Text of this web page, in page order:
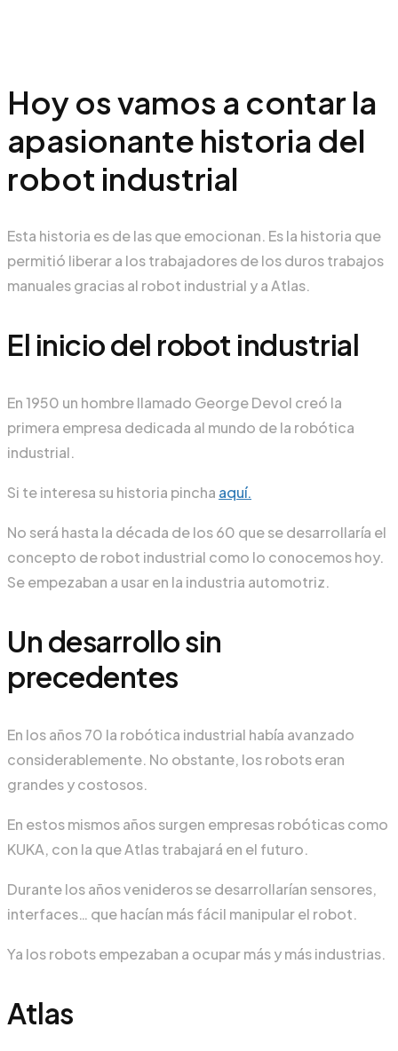
Hoy os vamos a contar la
apasionante historia del
robot industrial
Esta historia es de las que emocionan. Es la historia que
permitió liberar a los trabajadores de los duros trabajos
manuales gracias al robot industrial y a Atlas.
El inicio del robot industrial
En 1950 un hombre llamado George Devol creó la
primera empresa dedicada al mundo de la robótica
industrial.
Si te interesa su historia pincha aquí.
No será hasta la década de los 60 que se desarrollaría el
concepto de robot industrial como lo conocemos hoy.
Se empezaban a usar en la industria automotriz.
Un desarrollo sin
precedentes
En los años 70 la robótica industrial había avanzado
considerablemente. No obstante, los robots eran
grandes y costosos.
En estos mismos años surgen empresas robóticas como
KUKA, con la que Atlas trabajará en el futuro.
Durante los años venideros se desarrollarían sensores,
interfaces… que hacían más fácil manipular el robot.
Ya los robots empezaban a ocupar más y más industrias.
Atlas